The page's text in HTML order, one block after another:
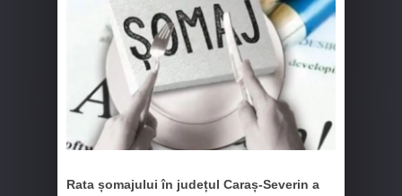
Rata șomajului în județul Caraș-Severin a